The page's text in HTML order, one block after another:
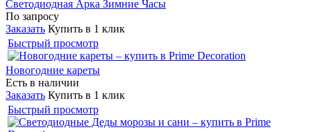
Светодиодная Арка Зимние Часы
По запросу
Заказать Купить в 1 клик
Быстрый просмотр
Новогодние кареты
Есть в наличии
Заказать Купить в 1 клик
Быстрый просмотр